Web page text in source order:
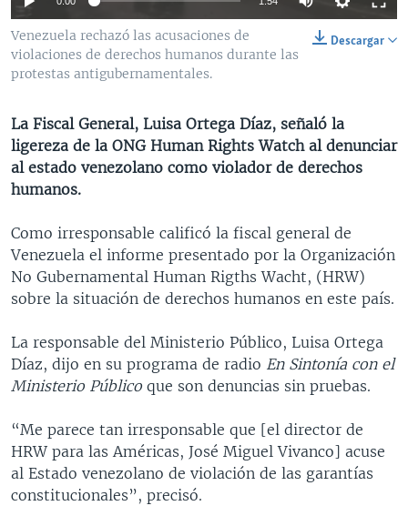
BRASIL
ENTRETENIMIENTO Y CULTURA
TECNOLOGÍA
DEPORTES
CIENCIA Y SALUD
VIDEOS
FOTOGRAFÍA
AUDIOS
PROGRAMAS TV
EL MUNDO AL DÍA
FORO INTERAMERICANO
VISIÓN 360
RADIO
AVANCE INFORMATIVO
AUDIONOTICIAS
EL MUNDO AL DÍA [RADIO]
FORO [RADIO]
NOTA ECONÓMICA
ENTRETENIMIENTO
DIRECT
DOCUMENTALES DE LA VOA
Learning English
Descargar
Venezuela rechazó las acusaciones de
violaciones de derechos humanos durante las
protestas antigubernamentales.
La Fiscal General, Luisa Ortega Díaz, señaló la
ligereza de la ONG Human Rights Watch al denunciar
al estado venezolano como violador de derechos
humanos.
Como irresponsable calificó la fiscal general de
Venezuela el informe presentado por la Organización
No Gubernamental Human Rigths Wacht, (HRW)
sobre la situación de derechos humanos en este país.
La responsable del Ministerio Público, Luisa Ortega
Díaz, dijo en su programa de radio En Sintonía con el
Ministerio Público que son denuncias sin pruebas.
“Me parece tan irresponsable que [el director de
HRW para las Américas, José Miguel Vivanco] acuse
al Estado venezolano de violación de las garantías
constitucionales”, precisó.